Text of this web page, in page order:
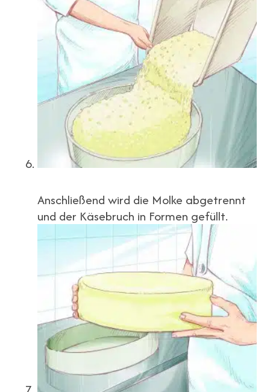
Anschließend wird die Molke abgetrennt
und der Käsebruch in Formen gefüllt.